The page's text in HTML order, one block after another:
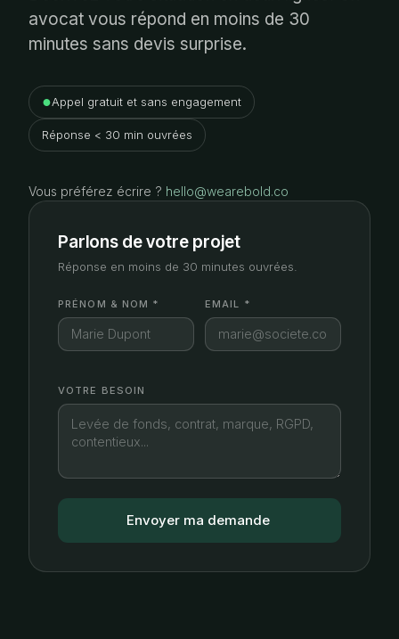
avocat vous répond en moins de 30
minutes sans devis surprise.
●Appel gratuit et sans engagement
Réponse < 30 min ouvrées
Vous préférez écrire ? hello@wearebold.co
Parlons de votre projet
Réponse en moins de 30 minutes ouvrées.
PRÉNOM & NOM * EMAIL *
VOTRE BESOIN